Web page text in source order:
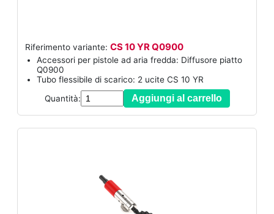
Riferimento variante: CS 10 YR Q0900
Accessori per pistole ad aria fredda: Diffusore piatto
Q0900
Tubo flessibile di scarico: 2 ucite CS 10 YR
Quantità:
Aggiungi al carrello